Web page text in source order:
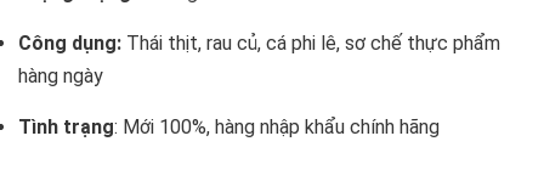
Công dụng: Thái thịt, rau củ, cá phi lê, sơ chế thực phẩm
hàng ngày
Tình trạng: Mới 100%, hàng nhập khẩu chính hãng